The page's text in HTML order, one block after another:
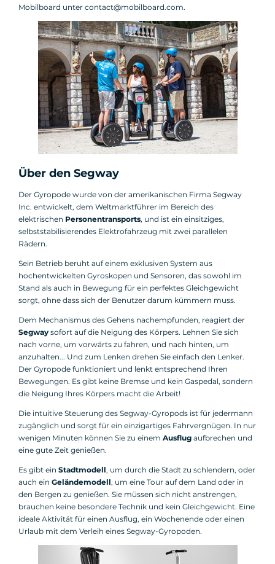
Mobilboard unter contact@mobilboard.com.
Über den Segway
Der Gyropode wurde von der amerikanischen Firma Segway
Inc. entwickelt, dem Weltmarktführer im Bereich des
elektrischen Personentransports, und ist ein einsitziges,
selbststabilisierendes Elektrofahrzeug mit zwei parallelen
Rädern.
Sein Betrieb beruht auf einem exklusiven System aus
hochentwickelten Gyroskopen und Sensoren, das sowohl im
Stand als auch in Bewegung für ein perfektes Gleichgewicht
sorgt, ohne dass sich der Benutzer darum kümmern muss.
Dem Mechanismus des Gehens nachempfunden, reagiert der
Segway sofort auf die Neigung des Körpers. Lehnen Sie sich
nach vorne, um vorwärts zu fahren, und nach hinten, um
anzuhalten... Und zum Lenken drehen Sie einfach den Lenker.
Der Gyropode funktioniert und lenkt entsprechend Ihren
Bewegungen. Es gibt keine Bremse und kein Gaspedal, sondern
die Neigung Ihres Körpers macht die Arbeit!
Die intuitive Steuerung des Segway-Gyropods ist für jedermann
zugänglich und sorgt für ein einzigartiges Fahrvergnügen. In nur
wenigen Minuten können Sie zu einem Ausflug aufbrechen und
eine gute Zeit genießen.
Es gibt ein Stadtmodell, um durch die Stadt zu schlendern, oder
auch ein Geländemodell, um eine Tour auf dem Land oder in
den Bergen zu genießen. Sie müssen sich nicht anstrengen,
brauchen keine besondere Technik und kein Gleichgewicht. Eine
ideale Aktivität für einen Ausflug, ein Wochenende oder einen
Urlaub mit dem Verleih eines Segway-Gyropoden.